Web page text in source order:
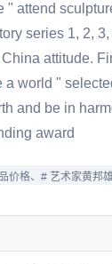
" attend
series 1, 2,
attitude.
a world "
and be in
award
价格、 # 艺术家黄邦雄